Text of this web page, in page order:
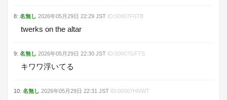
8: 名無し 2026年05月29日 22:29 JST ID:00007F6TB
twerks on the altar
9: 名無し 2026年05月29日 22:30 JST ID:00007GFTS
キワワ浮いてる
10: 名無し 2026年05月29日 22:31 JST ID:00007HNWT